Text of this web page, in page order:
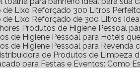
de Lixo Reforçado 300 Litros
de Lixo Reforçado de 300 Litros
Produtos de Higiene Pessoal
de Higiene Pessoal para Hotéis
de Higiene Pessoal para Revenda
de Produtos de Limpeza
para Festas e Eventos: Como